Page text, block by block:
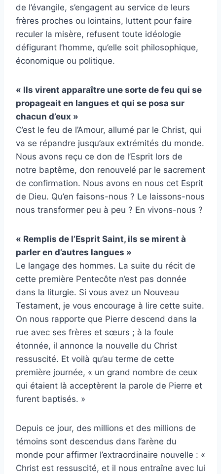
de l’évangile, s’engagent au service de leurs
frères proches ou lointains, luttent pour faire
reculer la misère, refusent toute idéologie
défigurant l’homme, qu’elle soit philosophique,
économique ou politique.
« Ils virent apparaître une sorte de feu qui se
propageait en langues et qui se posa sur
chacun d’eux »
C’est le feu de l’Amour, allumé par le Christ, qui
va se répandre jusqu’aux extrémités du monde.
Nous avons reçu ce don de l’Esprit lors de
notre baptême, don renouvelé par le sacrement
de confirmation. Nous avons en nous cet Esprit
de Dieu. Qu’en faisons-nous ? Le laissons-nous
nous transformer peu à peu ? En vivons-nous ?
« Remplis de l’Esprit Saint, ils se mirent à
parler en d’autres langues »
Le langage des hommes. La suite du récit de
cette première Pentecôte n’est pas donnée
dans la liturgie. Si vous avez un Nouveau
Testament, je vous encourage à lire cette suite.
On nous rapporte que Pierre descend dans la
rue avec ses frères et sœurs ; à la foule
étonnée, il annonce la nouvelle du Christ
ressuscité. Et voilà qu’au terme de cette
première journée, « un grand nombre de ceux
qui étaient là acceptèrent la parole de Pierre et
furent baptisés. »
Depuis ce jour, des millions et des millions de
témoins sont descendus dans l’arène du
monde pour affirmer l’extraordinaire nouvelle : «
Christ est ressuscité, et il nous entraîne avec lui